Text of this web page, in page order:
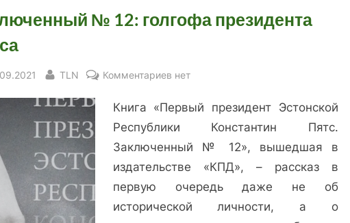
№ 12: голгофа президента
By
TLN Комментариев к
Заключенный
№
12:
президента
Пятса
нет
Книга «Первый президент Эстонской
Республики Константин Пятс.
Заключенный № 12», вышедшая в
издательстве «КПД», – рассказ в
первую очередь даже не об
исторической личности, а о